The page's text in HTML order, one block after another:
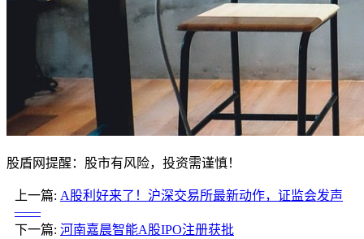
股盾网提醒：股市有风险，投资需谨慎！
上一篇: A股利好来了！沪深交易所最新动作，证监会发声
——
下一篇: 河南嘉晨智能A股IPO注册获批